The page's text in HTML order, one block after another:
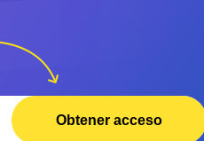
Obtener acceso